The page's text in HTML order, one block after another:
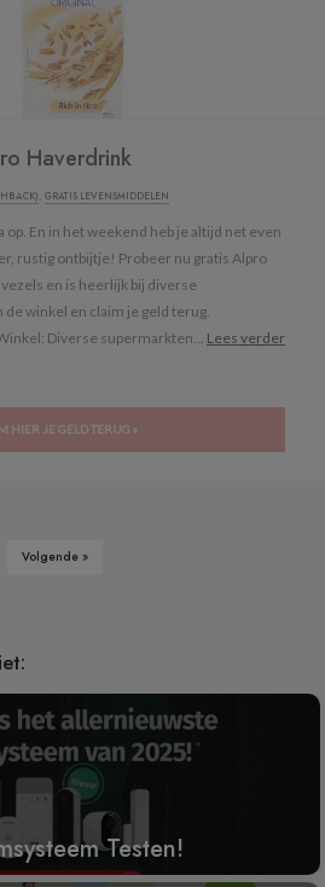
Haverdrink
, GRATIS LEVENSMIDDELEN
op. En in het weekend heb je altijd net even
rustig ontbijtje! Probeer nu gratis Alpro
en is heerlijk bij diverse
winkel en claim je geld terug.
Diverse supermarkten... Lees verder
HIER JE GELD TERUG »
Volgende »
Testen!